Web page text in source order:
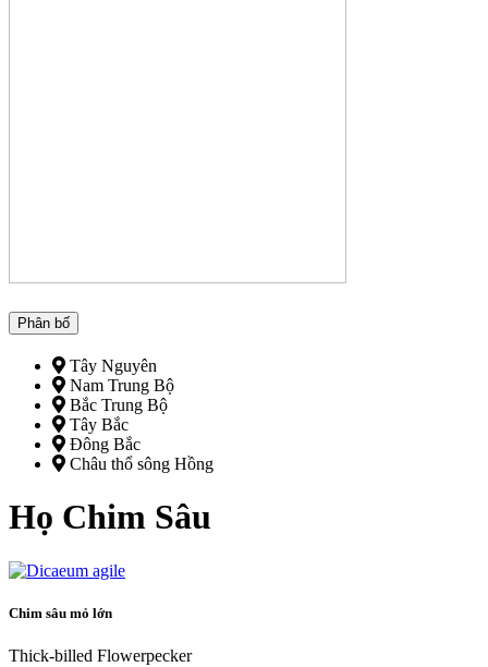
Phân bố
Tây Nguyên
Nam Trung Bộ
Bắc Trung Bộ
Tây Bắc
Đông Bắc
Châu thổ sông Hồng
Họ Chim Sâu
Chim sâu mỏ lớn
Thick-billed Flowerpecker